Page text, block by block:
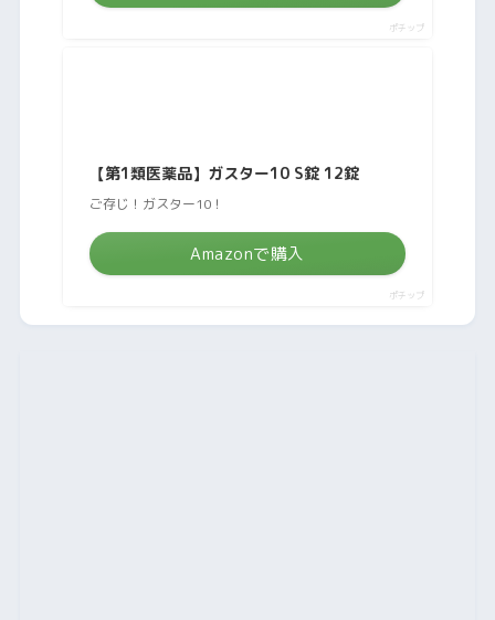
ポチップ
【第1類医薬品】ガスター10 S錠 12錠
ご存じ！ガスター10！
Amazonで購入
ポチップ